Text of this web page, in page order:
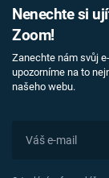
Nenechte si
Zoom!
Zanechte nám svůj
upozorníme na to
našeho webu.